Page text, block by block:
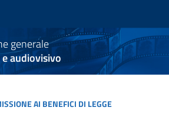
generale
e audiovisivo
AI BENEFICI DI LEGGE